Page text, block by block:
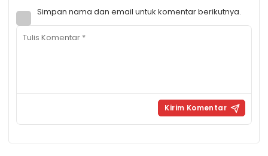
Simpan nama dan email untuk komentar berikutnya.